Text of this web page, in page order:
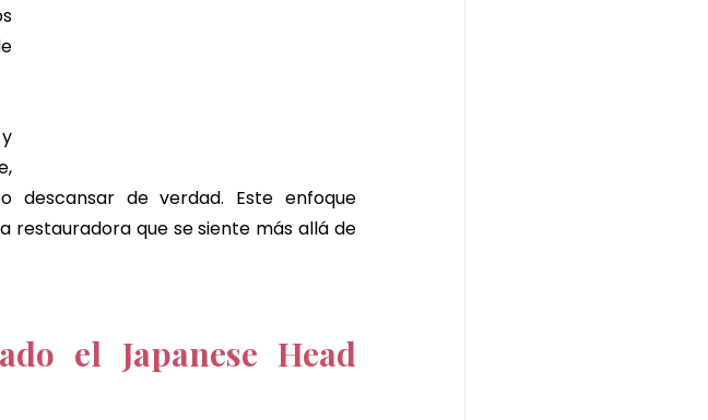
de verdad. Este enfoque
restauradora que se siente más allá de
el Japanese Head